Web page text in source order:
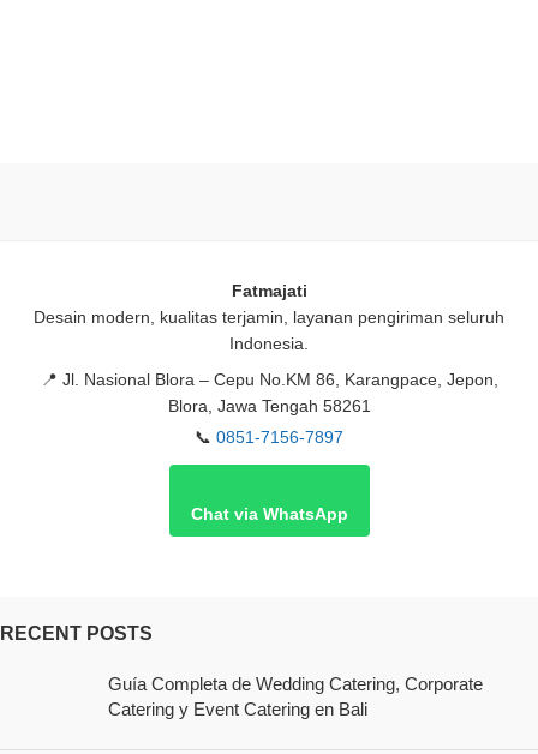
Fatmajati
Desain modern, kualitas terjamin, layanan pengiriman seluruh
Indonesia.
📍 Jl. Nasional Blora – Cepu No.KM 86, Karangpace, Jepon,
Blora, Jawa Tengah 58261
📞 0851-7156-7897
Chat via WhatsApp
RECENT POSTS
Guía Completa de Wedding Catering, Corporate
Catering y Event Catering en Bali